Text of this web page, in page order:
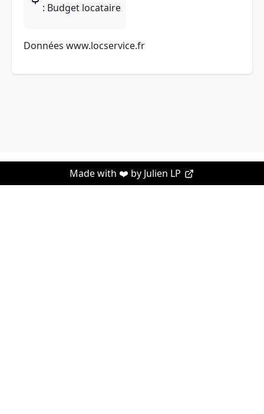
: Budget locataire
Données www.locservice.fr
Made with ❤️ by Julien LP